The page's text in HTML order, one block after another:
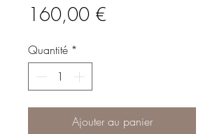
160,00 €
Quantité *
Ajouter au panier